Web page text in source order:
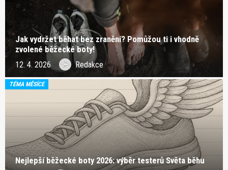
Jak vydržet běhat bez zranění? Pomůžou ti i vhodně
zvolené běžecké boty!
12. 4. 2026 Redakce
TÉMA MĚSÍCE
Nejlepší běžecké boty 2026: výběr testerů Světa běhu